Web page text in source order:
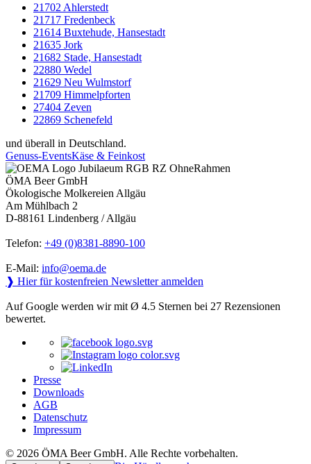
21702 Ahlerstedt
21717 Fredenbeck
21614 Buxtehude, Hansestadt
21635 Jork
21682 Stade, Hansestadt
22880 Wedel
21629 Neu Wulmstorf
21709 Himmelpforten
27404 Zeven
22869 Schenefeld
und überall in Deutschland.
Genuss-EventsKäse & Feinkost
ÖMA Beer GmbH
Ökologische Molkereien Allgäu
Am Mühlbach 2
D-88161 Lindenberg / Allgäu
Telefon: +49 (0)8381-8890-100
E-Mail: info@oema.de
❱ Hier für kostenfreien Newsletter anmelden
Auf Google werden wir mit Ø 4.5 Sternen bei 27 Rezensionen
bewertet.
Presse
Downloads
AGB
Datenschutz
Impressum
© 2026 ÖMA Beer GmbH. Alle Rechte vorbehalten.